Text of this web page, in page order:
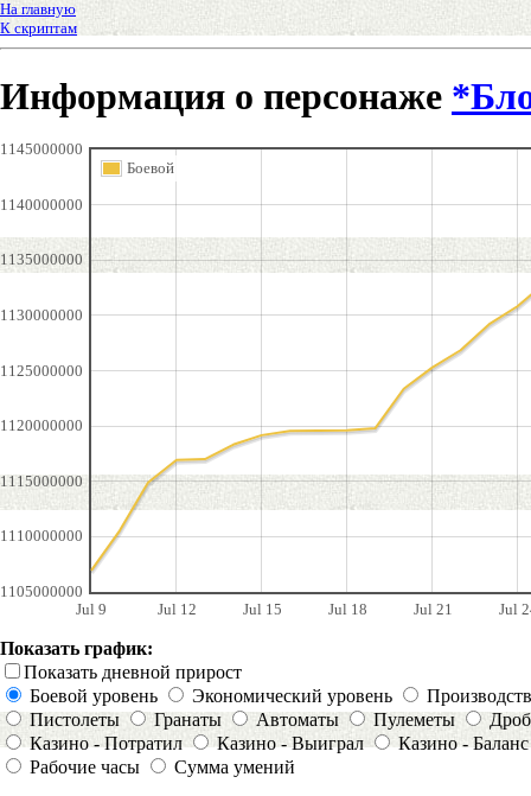
На главную
К скриптам
Информация о персонаже
Jul 9 Jul 12 Jul 15 Jul 18 Jul 21 Jul
1105000000
1110000000
1115000000
1120000000
1125000000
1130000000
1135000000
1140000000
1145000000
Боевой
Показать график:
Показать дневной прирост
Боевой уровень
Экономический уровень
Пистолеты
Гранаты Автоматы Пулеметы
Казино - Потратил
Казино - Выиграл
Казино - Баланс
Рабочие часы
Сумма умений